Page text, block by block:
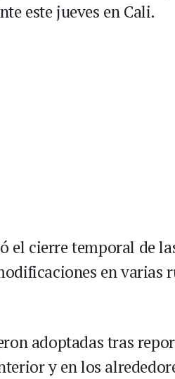
este jueves en Cali.
el cierre temporal de
en varias
adoptadas tras
y en los